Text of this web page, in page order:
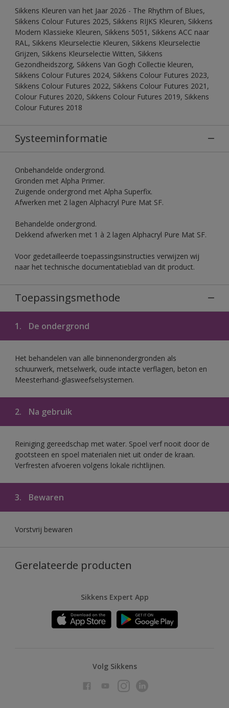
Sikkens Kleuren van het Jaar 2026 - The Rhythm of Blues,
Sikkens Colour Futures 2025, Sikkens RIJKS Kleuren, Sikkens
Modern Klassieke Kleuren, Sikkens 5051, Sikkens ACC naar
RAL, Sikkens Kleurselectie Kleuren, Sikkens Kleurselectie
Grijzen, Sikkens Kleurselectie Witten, Sikkens
Gezondheidszorg, Sikkens Van Gogh Collectie kleuren,
Sikkens Colour Futures 2024, Sikkens Colour Futures 2023,
Sikkens Colour Futures 2022, Sikkens Colour Futures 2021,
Colour Futures 2020, Sikkens Colour Futures 2019, Sikkens
Colour Futures 2018
Systeeminformatie
Onbehandelde ondergrond.
Gronden met Alpha Primer.
Zuigende ondergrond met Alpha Superfix.
Afwerken met 2 lagen Alphacryl Pure Mat SF.
Behandelde ondergrond.
Dekkend afwerken met 1 à 2 lagen Alphacryl Pure Mat SF.
Voor gedetailleerde toepassingsinstructies verwijzen wij
naar het technische documentatieblad van dit product.
Toepassingsmethode
1. De ondergrond
Het behandelen van alle binnenondergronden als
schuurwerk, metselwerk, oude intacte verflagen, beton en
Meesterhand-glasweefselsystemen.
2. Na gebruik
Reiniging gereedschap met water. Spoel verf nooit door de
gootsteen en spoel materialen niet uit onder de kraan.
Verfresten afvoeren volgens lokale richtlijnen.
3. Bewaren
Vorstvrij bewaren
Gerelateerde producten
Sikkens Expert App
Volg Sikkens